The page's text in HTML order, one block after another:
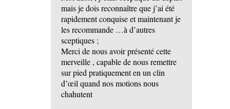
mais je dois reconnaître que j’ai été
rapidement conquise et maintenant je
les recommande …à d’autres
sceptiques ;
Merci de nous avoir présenté cette
merveille , capable de nous remettre
sur pied pratiquement en un clin
d’œil quand nos motions nous
chahutent